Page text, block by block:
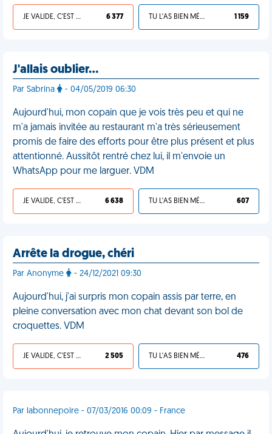
JE VALIDE, C'EST UNE VDM 6 377 TU L'AS BIEN MÉRITÉ 1 159
J'allais oublier…
Par Sabrina - 04/05/2019 06:30
Aujourd'hui, mon copain que je vois très peu et qui ne
m'a jamais invitée au restaurant m'a très sérieusement
promis de faire des efforts pour être plus présent et plus
attentionné. Aussitôt rentré chez lui, il m'envoie un
WhatsApp pour me larguer. VDM
JE VALIDE, C'EST UNE VDM 6 638 TU L'AS BIEN MÉRITÉ 607
Arrête la drogue, chéri
Par Anonyme - 24/12/2021 09:30
Aujourd'hui, j'ai surpris mon copain assis par terre, en
pleine conversation avec mon chat devant son bol de
croquettes. VDM
JE VALIDE, C'EST UNE VDM 2 505 TU L'AS BIEN MÉRITÉ 476
Par labonnepoire - 07/03/2016 00:09 - France